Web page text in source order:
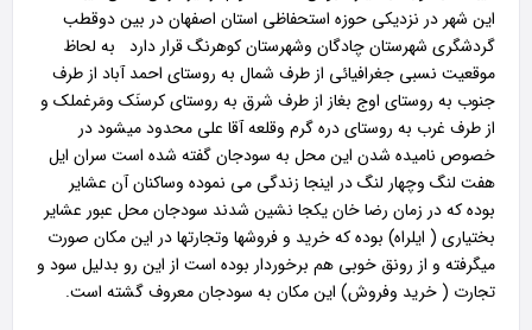
اين شهر در نزديکی حوزه استحفاظی استان اصفهان در بين دوقطب
گردشگری شهرستان چادگان وشهرستان کوهرنگ قرار دارد به لحاظ
موقعيت نسبی جغرافيائی از طرف شمال به روستای احمد آباد از طرف
جنوب به روستای اوج بغاز از طرف شرق به روستای کرسنَک ومَرغملک و
از طرف غرب به روستای دره گرم وقلعه آقا علی محدود ميشود در
خصوص ناميده شدن اين محل به سودجان گفته شده است سران ايل
هفت لنگ وچهار لنگ در اينجا زندگی می نموده وساکنان آن عشاير
بوده که در زمان رضا خان يکجا نشين شدند سودجان محل عبور عشاير
بختياری ( ايلراه) بوده که خريد و فروشها وتجارتها در اين مکان صورت
ميگرفته و از رونق خوبی هم برخوردار بوده است از اين رو بدليل سود و
تجارت ( خريد وفروش) اين مکان به سودجان معروف گشته است.